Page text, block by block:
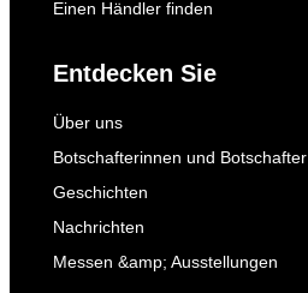
Einen Händler finden
Entdecken Sie
Über uns
Botschafterinnen und Botschafter
Geschichten
Nachrichten
Messen &amp; Ausstellungen